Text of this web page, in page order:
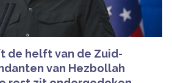
de helft van de Zuid-
van Hezbollah